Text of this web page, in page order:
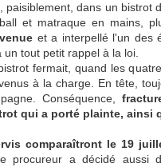
paisiblement, dans un bistrot
et matraque en mains,
et a interpellé l'un des
un tout petit rappel à la loi.
fermait, quand les
à la charge. En tête,
Conséquence,
qui a porté plainte, ainsi
comparaîtront le 19
procureur a décidé aussi